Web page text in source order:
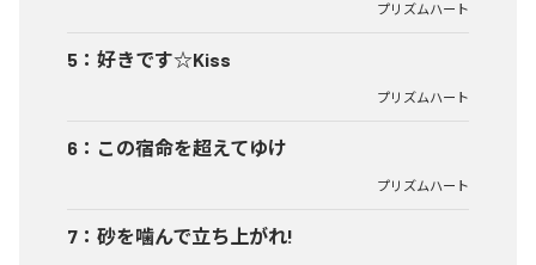
プリズムハート
5 ： 好きです☆Kiss
プリズムハート
6 ： この宿命を超えてゆけ
プリズムハート
7 ： 砂を噛んで立ち上がれ!